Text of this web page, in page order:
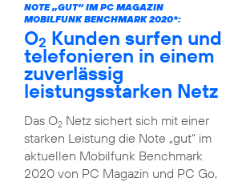
NOTE „GUT“ IM PC MAGAZIN
MOBILFUNK BENCHMARK 2020*:
O2 Kunden surfen und
telefonieren in einem
zuverlässig
leistungsstarken Netz
Das O2Netz sichert sich mit einer
starken Leistung die Note „gut“ im
aktuellen Mobilfunk Benchmark
2020 von PC Magazin und PC Go,